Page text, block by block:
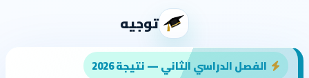
توجيه
الفصل الدراسي الثاني — نتيجة 2026